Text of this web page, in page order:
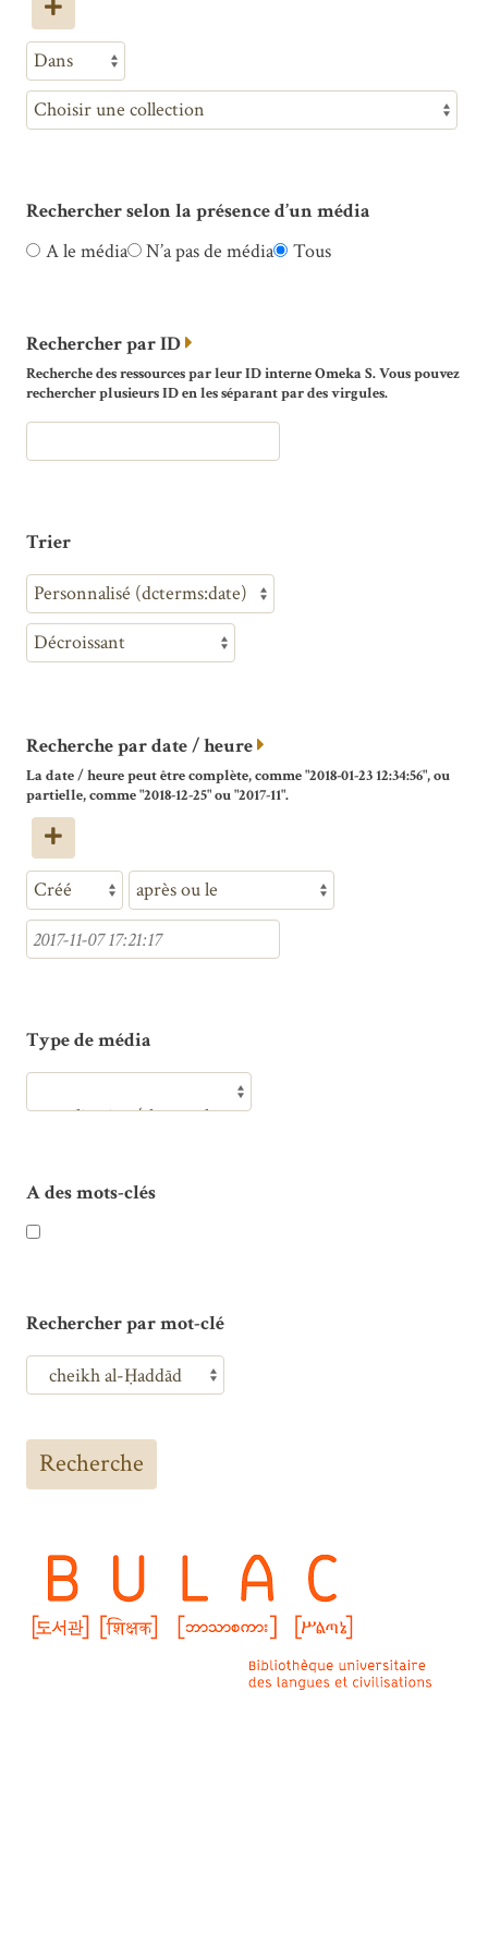
Rechercher selon la présence d’un média
A le média
N’a pas de média Tous
Rechercher par ID
Recherche des ressources par leur ID interne Omeka S. Vous pouvez
rechercher plusieurs ID en les séparant par des virgules.
Trier
Recherche par date / heure
La date / heure peut être complète, comme "2018-01-23 12:34:56", ou
partielle, comme "2018-12-25" ou "2017-11".
Type de média
A des mots-clés
Rechercher par mot-clé